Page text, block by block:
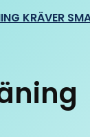
KRÄVER